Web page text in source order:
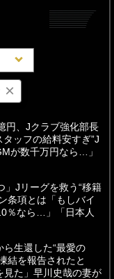
週間
円、Jクラブ強化部長
ッフの給料安すぎ”J
が数千万円なら…」
」Jリーグを救う“移籍
条項とは「もしバイ
％なら…」「日本人
ら生還した“最愛の
結を報告されたと
見た」早川史哉の妻が
×